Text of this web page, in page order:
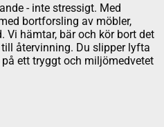
- inte stressigt. Med
bortforsling av möbler,
Vi hämtar, bär och kör bort det
återvinning. Du slipper lyfta
ett tryggt och miljömedvetet